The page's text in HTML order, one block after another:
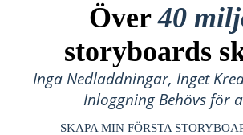
Över40
storyboards
Inga Nedladdningar, Inget
Inloggning Behövs för
SKAPA MIN FÖRSTA